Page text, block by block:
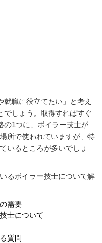
でしょう。取得すればすぐ
の1つに、ボイラー技士が
所で使われていますが、特
いるところが多いでしょ
るボイラー技士について解
需要
士について
質問